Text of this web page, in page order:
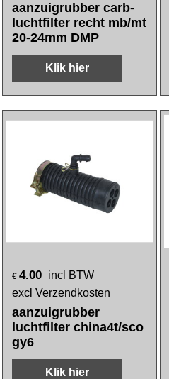
aanzuigrubber carb-
luchtfilter recht mb/mt
20-24mm DMP
Klik hier
€ 4.00 incl BTW
excl Verzendkosten
aanzuigrubber
luchtfilter china4t/sco
gy6
Klik hier